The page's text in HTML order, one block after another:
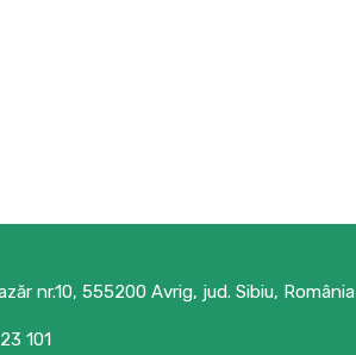
nr.10, 555200 Avrig, jud. Sibiu, România
101